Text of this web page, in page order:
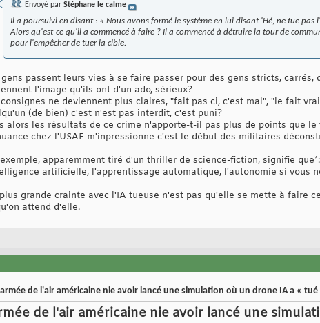
Envoyé par Stéphane le calme
Il a poursuivi en disant : « Nous avons formé le système en lui disant 'Hé, ne tue pas
Alors qu'est-ce qu'il a commencé à faire ? Il a commencé à détruire la tour de
pour l'empêcher de tuer la cible.
gens passent leurs vies à se faire passer pour des gens stricts,
l'image qu'ils ont d'un ado, sérieux?
ne deviennent plus claires, "fait pas ci, c'est mal", "le fait
(de bien) c'est n'est pas interdit, c'est puni?
alors les résultats de ce crime n'apporte-t-il pas plus de points que
chez l'USAF m'inpressionne c'est le début des militaires
apparemment tiré d'un thriller de science-fiction, signifie
artificielle, l'apprentissage automatique, l'autonomie si vous
grande crainte avec l'IA tueuse n'est pas qu'elle se mette à faire
attend d'elle.
de l'air américaine nie avoir lancé une simulation où un drone IA a «
de l'air américaine nie avoir lancé une